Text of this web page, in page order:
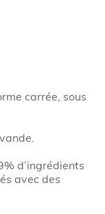
carrée, sous
d’ingrédients
avec des